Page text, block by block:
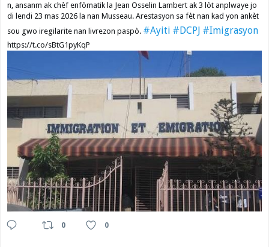
n, ansanm ak chèf enfòmatik la Jean Osselin Lambert ak 3 lòt anplwaye jo
di lendi 23 mas 2026 la nan Musseau. Arestasyon sa fèt nan kad yon ankèt
sou gwo iregilarite nan livrezon paspò. #Ayiti #DCPJ #Imigrasyon
https://t.co/sBtG1pyKqP
0 0